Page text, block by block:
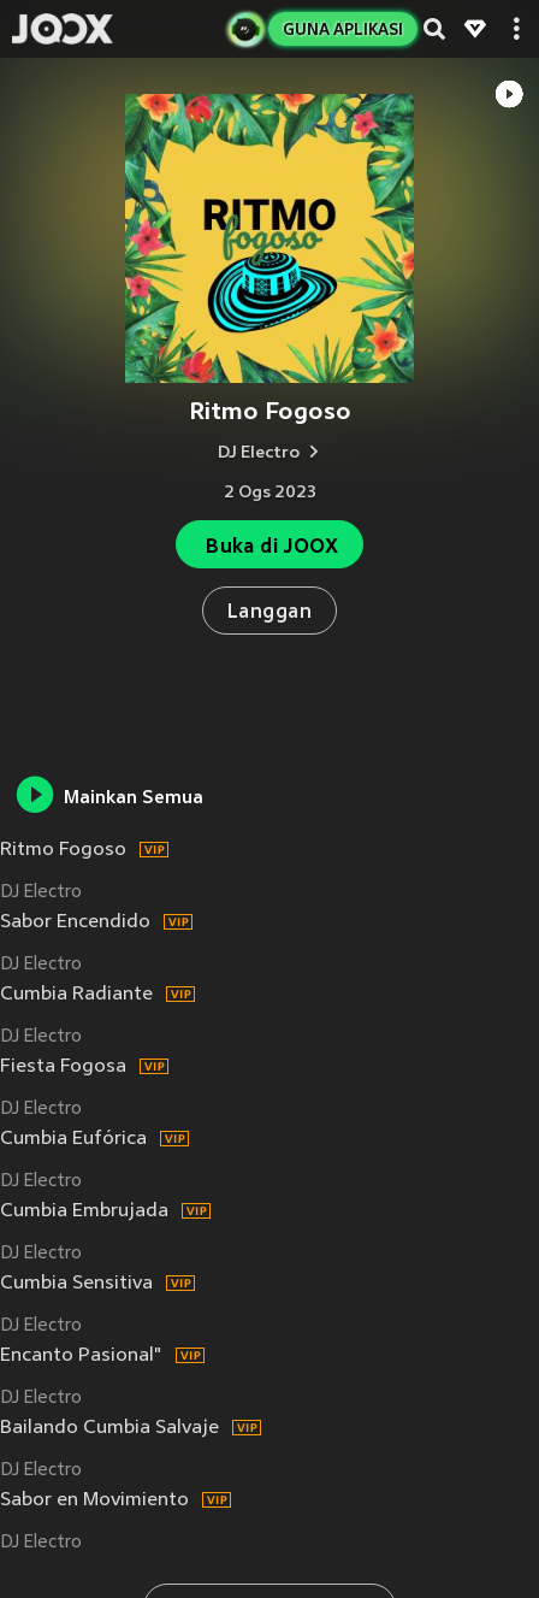
GUNA APLIKASI
Ritmo Fogoso
DJ Electro
2 Ogs 2023
Buka di JOOX
Langgan
Mainkan Semua
Ritmo Fogoso
DJ Electro
Sabor Encendido
DJ Electro
Cumbia Radiante
DJ Electro
Fiesta Fogosa
DJ Electro
Cumbia Eufórica
DJ Electro
Cumbia Embrujada
DJ Electro
Cumbia Sensitiva
DJ Electro
Encanto Pasional"
DJ Electro
Bailando Cumbia Salvaje
DJ Electro
Sabor en Movimiento
DJ Electro